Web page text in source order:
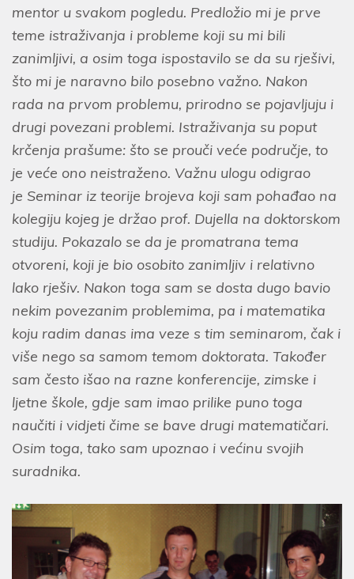
mentor u svakom pogledu. Predložio mi je prve
teme istraživanja i probleme koji su mi bili
zanimljivi, a osim toga ispostavilo se da su rješivi,
što mi je naravno bilo posebno važno. Nakon
rada na prvom problemu, prirodno se pojavljuju i
drugi povezani problemi. Istraživanja su poput
krčenja prašume: što se prouči veće područje, to
je veće ono neistraženo. Važnu ulogu odigrao
je Seminar iz teorije brojeva koji sam pohađao na
kolegiju kojeg je držao prof. Dujella na doktorskom
studiju. Pokazalo se da je promatrana tema
otvoreni, koji je bio osobito zanimljiv i relativno
lako rješiv. Nakon toga sam se dosta dugo bavio
nekim povezanim problemima, pa i matematika
koju radim danas ima veze s tim seminarom, čak i
više nego sa samom temom doktorata. Također
sam često išao na razne konferencije, zimske i
ljetne škole, gdje sam imao prilike puno toga
naučiti i vidjeti čime se bave drugi matematičari.
Osim toga, tako sam upoznao i većinu svojih
suradnika.